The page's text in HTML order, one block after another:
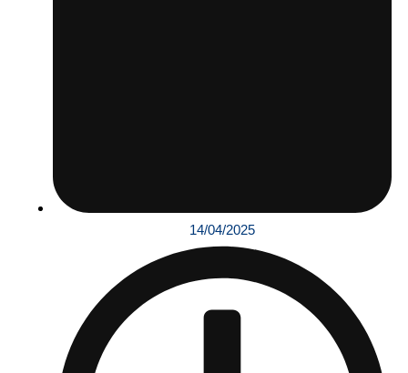
14/04/2025